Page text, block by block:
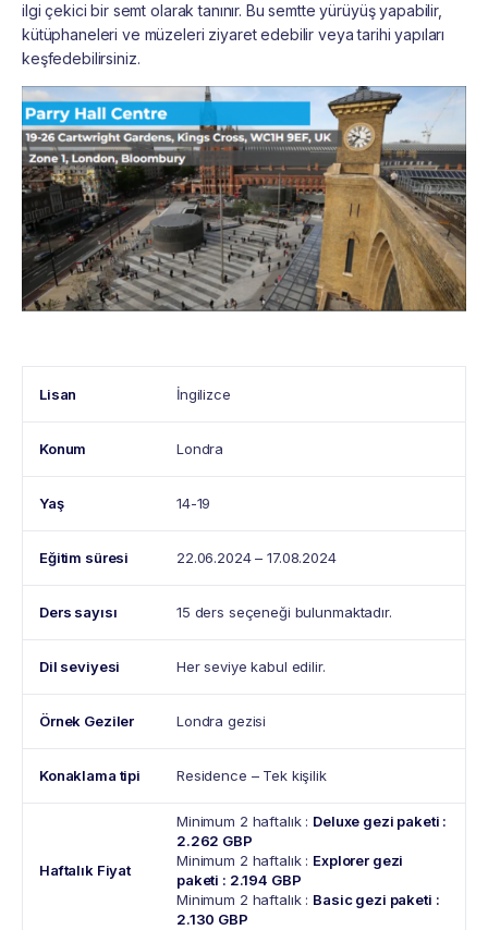
ilgi çekici bir semt olarak tanınır. Bu semtte yürüyüş yapabilir,
kütüphaneleri ve müzeleri ziyaret edebilir veya tarihi yapıları
keşfedebilirsiniz.
Lisan İngilizce
Konum Londra
Yaş 14-19
Eğitim süresi 22.06.2024 – 17.08.2024
Ders sayısı 15 ders seçeneği bulunmaktadır.
Dil seviyesi Her seviye kabul edilir.
Örnek Geziler Londra gezisi
Konaklama tipi Residence – Tek kişilik
Haftalık Fiyat
Minimum 2 haftalık : Deluxe gezi paketi :
2.262 GBP
Minimum 2 haftalık : Explorer gezi
paketi : 2.194 GBP
Minimum 2 haftalık : Basic gezi paketi :
2.130 GBP